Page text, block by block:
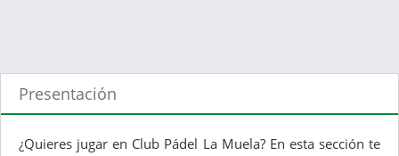
Presentación
¿Quieres jugar en Club Pádel La Muela? En esta sección te